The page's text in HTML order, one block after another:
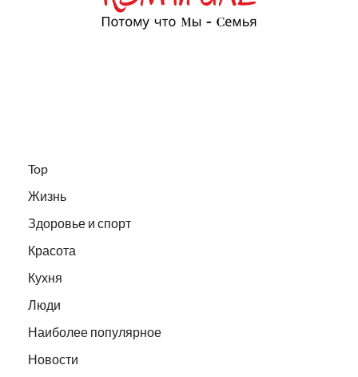
Top
Жизнь
Здоровье и спорт
Красота
Кухня
Люди
Наиболее популярное
Новости